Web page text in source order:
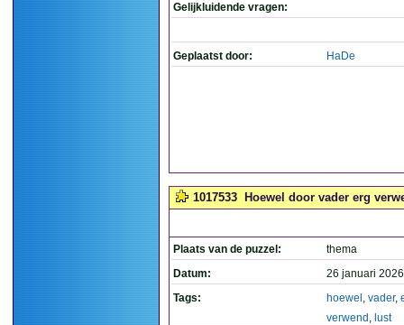
Gelijkluidende vragen:
Geplaatst door: HaDe
1017533 Hoewel door vader erg
Plaats van de puzzel:
thema
Datum:
26 januari
Tags:
hoewel , vader,
verwend , lust